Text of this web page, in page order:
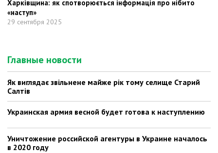
Харківщина: як спотворюється інформація про нібито
«наступ»
29 сентября 2025
Главные новости
Як виглядає звільнене майже рік тому селище Старий
Салтів
Украинская армия весной будет готова к наступлению
Уничтожение российской агентуры в Украине началось
в 2020 году